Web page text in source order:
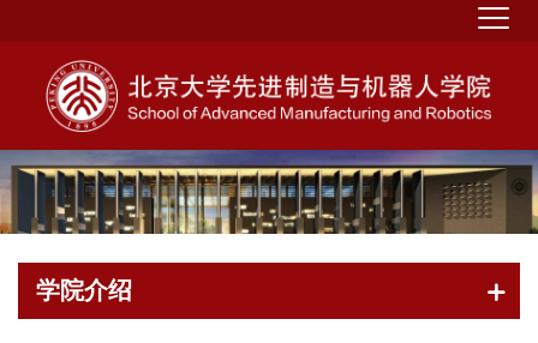
学院介绍